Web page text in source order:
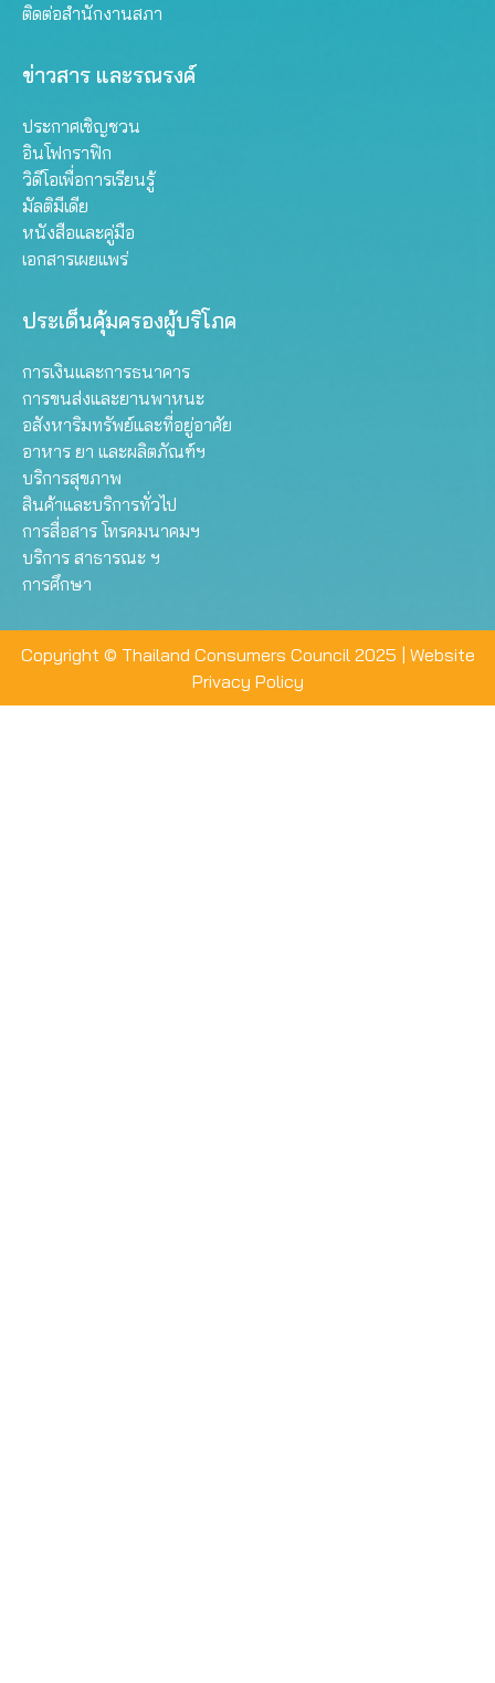
ติดต่อสำนักงานสภา
ข่าวสาร และรณรงค์
ประกาศเชิญชวน
อินโฟกราฟิก
วิดีโอเพื่อการเรียนรู้
มัลติมีเดีย
หนังสือและคู่มือ
เอกสารเผยแพร่
ประเด็นคุ้มครองผู้บริโภค
การเงินและการธนาคาร
การขนส่งและยานพาหนะ
อสังหาริมทรัพย์และที่อยู่อาศัย
อาหาร ยา และผลิตภัณฑ์ฯ
บริการสุขภาพ
สินค้าและบริการทั่วไป
การสื่อสาร โทรคมนาคมฯ
บริการ สาธารณะ ฯ
การศึกษา
Copyright © Thailand Consumers Council 2025 | Website
Privacy Policy